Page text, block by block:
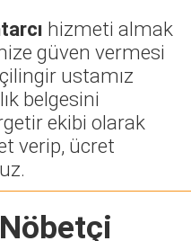
hizmeti almak
güven vermesi
ustamız
belgesini
ekibi olarak
verip, ücret